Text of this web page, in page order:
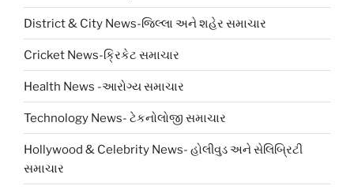
District & City News-જિલ્લા અને શહેર સમાચાર
Cricket News-ક્રિકેટ સમાચાર
Health News -આરોગ્ય સમાચાર
Technology News- ટેકનોલોજી સમાચાર
Hollywood & Celebrity News- હોલીવુડ અને સેલિબ્રિટી
સમાચાર